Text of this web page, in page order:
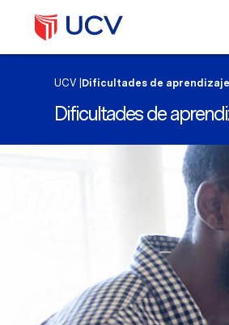
UCV Dificultades de
Dificultades de